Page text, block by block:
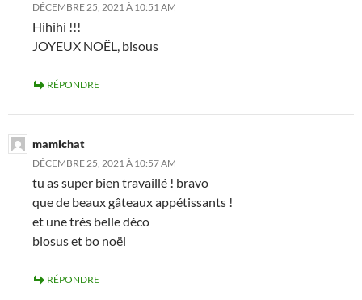
DÉCEMBRE 25, 2021 À 10:51 AM
Hihihi !!!
JOYEUX NOËL, bisous
RÉPONDRE
mamichat
DÉCEMBRE 25, 2021 À 10:57 AM
tu as super bien travaillé ! bravo
que de beaux gâteaux appétissants !
et une très belle déco
biosus et bo noël
RÉPONDRE